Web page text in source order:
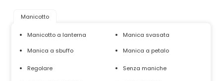
Manicotto
Manicotto a lanterna
Manica a sbuffo
Manica svasata
Manica a petalo
Regolare
Senza maniche